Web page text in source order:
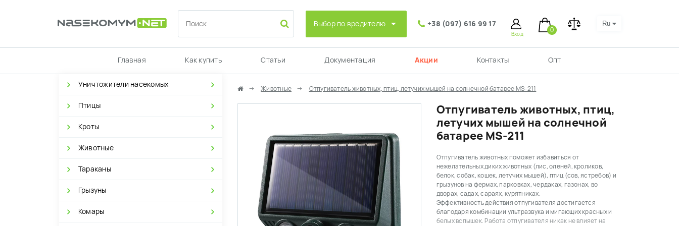
Выбор по вредителю +38 (097) 616 99 17
Вход
0
Ru
Главная Как купить Статьи Документация Акции Контакты Опт
Уничтожители насекомых
Птицы
Кроты
Животные
Тараканы
Грызуны
Комары
Животные Отпугиватель животных, птиц, летучих мышей на солнечной батарее MS-211
Отпугиватель животных, птиц,
летучих мышей на солнечной
батарее MS-211
Отпугиватель животных поможет избавиться от
нежелательных диких животных (лис, оленей, кроликов,
белок, собак, кошек, летучих мышей), птиц (сов, ястребов) и
грызунов на фермах, парковках, чердаках, газонах, во
дворах, садах, сараях, курятниках.
Эффективность действия отпугивателя достигается
благодаря комбинации ультразвука и мигающих красных и
белых вспышек. Работа отпугивателя никак не влияет на